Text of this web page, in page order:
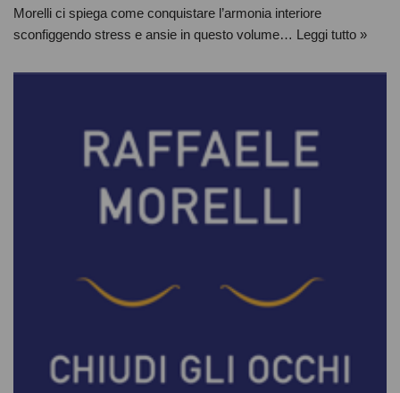
Morelli ci spiega come conquistare l’armonia interiore
sconfiggendo stress e ansie in questo volume… Leggi tutto »